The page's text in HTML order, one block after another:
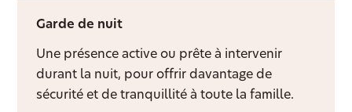
Garde de nuit
Une présence active ou prête à intervenir
durant la nuit, pour offrir davantage de
sécurité et de tranquillité à toute la famille.